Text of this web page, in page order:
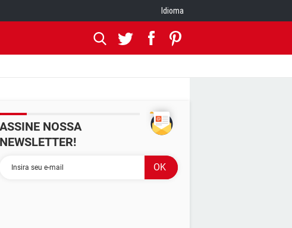
Idioma
ASSINE NOSSA
NEWSLETTER!